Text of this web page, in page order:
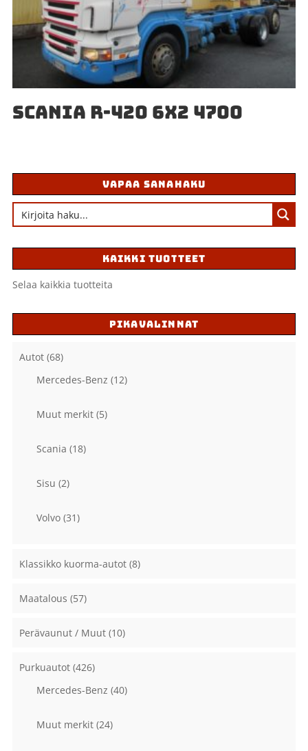
SCANIA R-420 6X2 4700
VAPAA SANAHAKU
KAIKKI TUOTTEET
Selaa kaikkia tuotteita
PIKAVALINNAT
Autot (68)
Mercedes-Benz (12)
Muut merkit (5)
Scania (18)
Sisu (2)
Volvo (31)
Klassikko kuorma-autot (8)
Maatalous (57)
Perävaunut / Muut (10)
Purkuautot (426)
Mercedes-Benz (40)
Muut merkit (24)